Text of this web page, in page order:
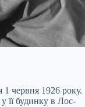
червня 1926 року.
її будинку в Лос-